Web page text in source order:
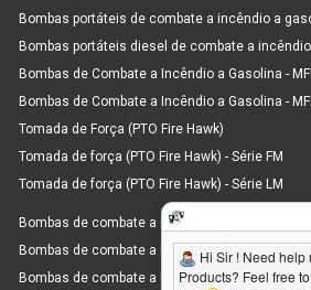
Bombas portáteis de combate a incêndio a
Bombas portáteis diesel de combate a incêndio
Bombas de Combate a Incêndio a Gasolina -
Bombas de Combate a Incêndio a Gasolina -
Tomada de Força (PTO Fire Hawk)
Tomada de força (PTO Fire Hawk) - Série FM
Tomada de força (PTO Fire Hawk) - Série LM
Bombas de combate a incêndio montadas em
Bombas de combate a incêndio montadas em
Bombas de combate a incêndio montadas em